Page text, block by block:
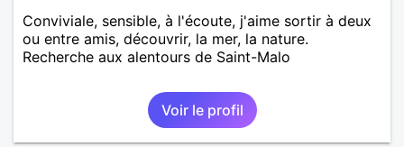
Conviviale, sensible, à l'écoute, j'aime sortir à deux
ou entre amis, découvrir, la mer, la nature.
Recherche aux alentours de Saint-Malo
Voir le profil